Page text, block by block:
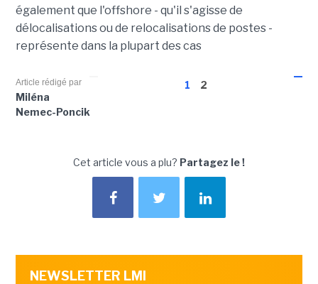
également que l'offshore - qu'il s'agisse de
délocalisations ou de relocalisations de postes -
représente dans la plupart des cas
1 2
Article rédigé par
Miléna
Nemec-Poncik
Cet article vous a plu? Partagez le !
NEWSLETTER LMI